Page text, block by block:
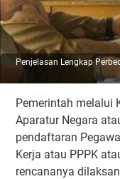
Penjelasan Lengkap
Pemerintah melalui
Aparatur Negara
pendaftaran
Kerja atau PPPK
rencananya